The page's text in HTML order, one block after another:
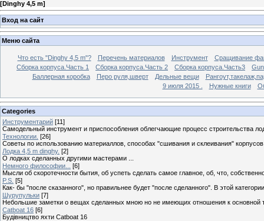
[Dinghy 4,5 m]
Вход на сайт
Меню сайта
Что есть "Dinghy 4,5 m"? Перечень материалов Инструмент
Сращивание
Сборка корпуса.Часть 1
Сборка корпуса.Часть 2 Сборка корпуса.Часть3
Баллерная коробка
Перо руля,шверт Дельные вещи
9 июля 2015 .
Нужные книги
Categories
Инструментарий [11]
Самодельный инструмент и приспособления облегчающие процесс строительства
Технологии. [26]
Советы по использованию материаллов, способах "сшивания и склеивания"
Лодка 4,5 m dinghy. [2]
О лодках сделанных другими мастерами ...
Немного философии...
[6]
Мысли об скоротечности бытия, об успеть сделать самое главное, об, что,
P.S. [5]
Как- бы "после сказанного", но правильнее будет "после сделанного". В этой
Шурупульки [7]
Небольшие заметки о вещах сделанных мною но не имеющих отношения к основной
Catboat 16 [6]
Будівництво яхти Catboat 16